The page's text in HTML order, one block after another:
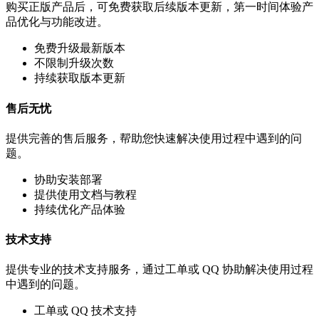
购买正版产品后，可免费获取后续版本更新，第一时间体验产
品优化与功能改进。
免费升级最新版本
不限制升级次数
持续获取版本更新
售后无忧
提供完善的售后服务，帮助您快速解决使用过程中遇到的问
题。
协助安装部署
提供使用文档与教程
持续优化产品体验
技术支持
提供专业的技术支持服务，通过工单或 QQ 协助解决使用过程
中遇到的问题。
工单或 QQ 技术支持